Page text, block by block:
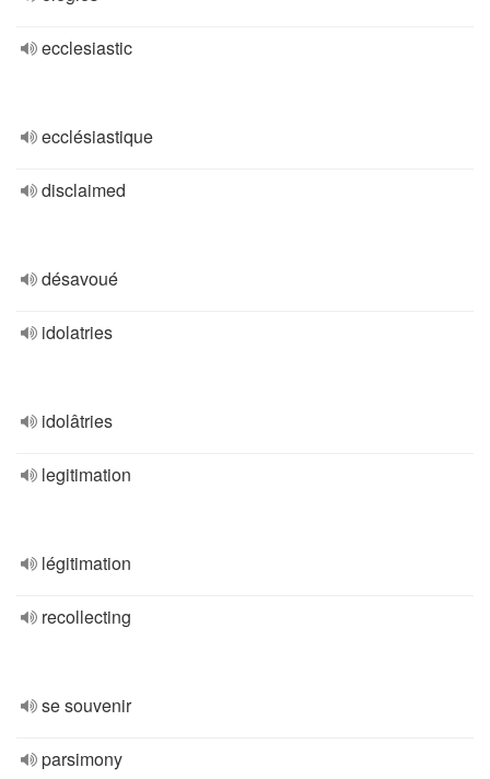
ecclesiastic
ecclésiastique
disclaimed
désavoué
idolatries
idolâtries
legitimation
légitimation
recollecting
se souvenir
parsimony